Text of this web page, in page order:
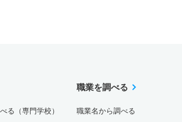
る（専門学校）
職業を調べる
職業名から調べる